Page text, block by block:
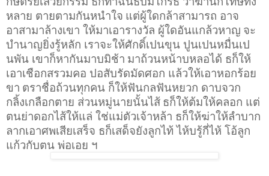
หลาย ตายตามกันหนำใจ แต่ผู้ใดกล้าสามารถ อาจ
อาสามาล้างเขา ให้มาเอารางวัล ผู้ใดอันแกล้วหาญ จะ
บำนาญยิ่งรู้หลัก เราจะให้ศักดิ์เปนขุน ปูนเปนหมื่นเป
นพัน เขาก็หากันมาบมิช้า มาถ้วนหน้าบหลอได้ ธก็ให้
เอาเชือกสรวมคอ ปอสับรัดมัดศอก แล้วให้เอาหอกร้อย
ขา ตราชื่อถ้วนทุกคน ก็ให้ฟันกลฟันหยวก ดาบจวก
กลิ้งเกลือกตาย ส่วนหมู่นายนั้นไส้ ธก็ให้ต้มให้คลอก แต่
ตนย่าดอกไส้ให้แล่ ใช่แม่ตัวเจ้าหล้า ธก็ให้ฆ่าให้ลำบาก
ลากเอาศพเสียเสร็จ ธก็เสด็จยังลูกไท้ ไห้บรู้กี่ไห้ โอ้ลูก
แก้วกับตน พ่อเอย ฯ